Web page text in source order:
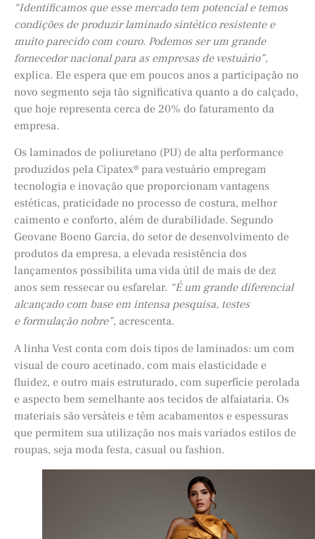
“Identificamos que esse mercado tem potencial e temos
condições de produzir laminado sintético resistente e
muito parecido com couro. Podemos ser um grande
fornecedor nacional para as empresas de vestuário”,
explica. Ele espera que em poucos anos a participação no
novo segmento seja tão significativa quanto a do calçado,
que hoje representa cerca de 20% do faturamento da
empresa.
Os laminados de poliuretano (PU) de alta performance
produzidos pela Cipatex® para vestuário empregam
tecnologia e inovação que proporcionam vantagens
estéticas, praticidade no processo de costura, melhor
caimento e conforto, além de durabilidade. Segundo
Geovane Boeno Garcia, do setor de desenvolvimento de
produtos da empresa, a elevada resistência dos
lançamentos possibilita uma vida útil de mais de dez
anos sem ressecar ou esfarelar. “É um grande diferencial
alcançado com base em intensa pesquisa, testes
e formulação nobre”, acrescenta.
A linha Vest conta com dois tipos de laminados: um com
visual de couro acetinado, com mais elasticidade e
fluidez, e outro mais estruturado, com superfície perolada
e aspecto bem semelhante aos tecidos de alfaiataria. Os
materiais são versáteis e têm acabamentos e espessuras
que permitem sua utilização nos mais variados estilos de
roupas, seja moda festa, casual ou fashion.